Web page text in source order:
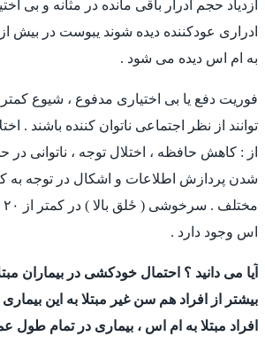
ازدياد حجم ادرار باقی مانده در مثانه و بی
به ام اس دیده می شود .
توانند از نظر اجتماعی ناتوان کننده باشند .
از : کاهش حافظه ، اختلال توجه ، ناتوانی
شدن پردازش اطلاعات و اشکال در توجه به
اس وجود دارد .
بیشتر از افراد هم سن غير مبتلا به این
افراد مبتلا به ام اس ، بیماری در تمام طول